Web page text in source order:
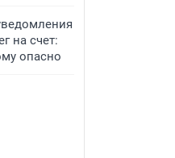
на счет:
опасно